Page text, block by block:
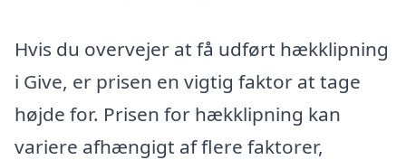
Hvis du overvejer at få udført hækklipning
i Give, er prisen en vigtig faktor at tage
højde for. Prisen for hækklipning kan
variere afhængigt af flere faktorer,